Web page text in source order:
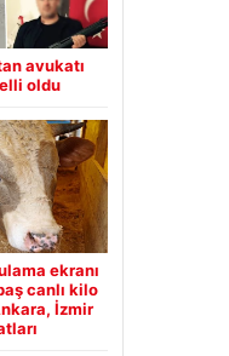
avukatı
oldu
ekranı
canlı kilo
İzmir